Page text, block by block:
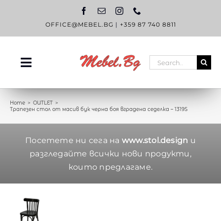
OFFICE@MEBEL.BG | +359 87 740 8811
Toggle
НАЧАЛО
OUTLET
ЗА НАС
КОНТАКТИ
Search
for:
Home
OUTLET
Трапезен стол от масив бук черна боя вградена седелка – 1319S
Посетете ни сега на www.stol.design и
разгледайте всички нови продукти,
които предлагаме.